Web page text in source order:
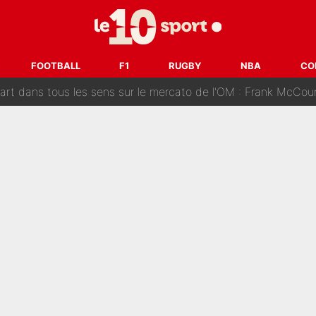
FOOTBALL F1 RUGBY NBA
que Zinedine Zidane a accepté dans son entourage : «Je
à Zinedine Zidane en équipe de France : «Je n'aurais
dans tous les sens sur le mercato de l'OM : Frank McCourt va